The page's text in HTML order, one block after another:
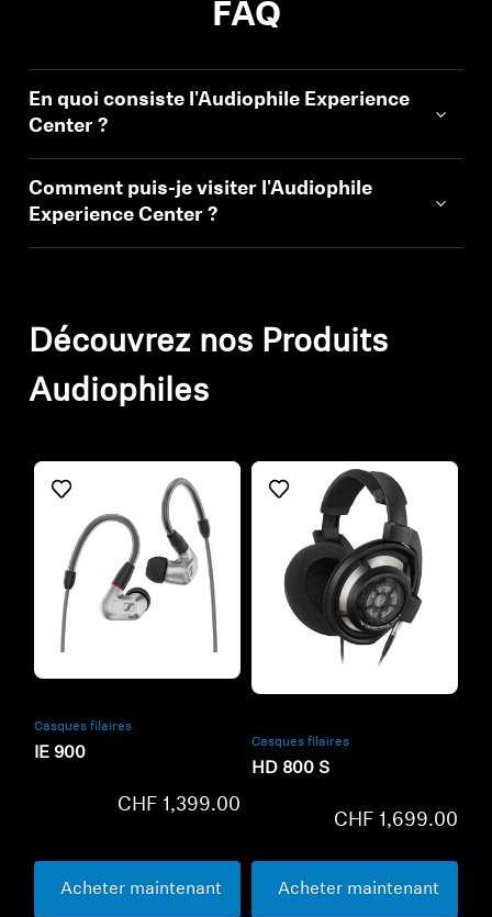
FAQ
En quoi consiste l'Audiophile Experience
Center ?
Comment puis-je visiter l'Audiophile
Experience Center ?
Découvrez nos Produits
Audiophiles
Casques filaires
IE 900
CHF 1,399.00
Acheter maintenant
Casques filaires
HD 800 S
CHF 1,699.00
Acheter maintenant